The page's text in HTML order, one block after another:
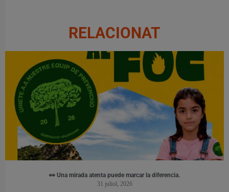
RELACIONAT
👀 Una mirada atenta puede marcar la diferencia.
31 juliol, 2026